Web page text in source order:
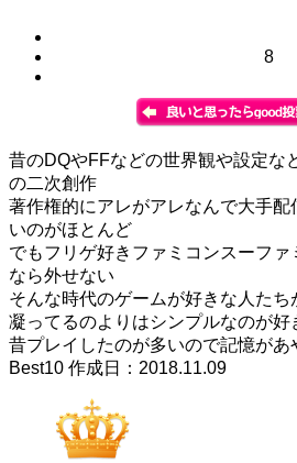
8
昔のDQやFFなどの世界観や設定な
の二次創作
著作権的にアレがアレなんで大手
いのがほとんど
でもフリゲ好きファミコンスーファ
なら外せない
そんな時代のゲームが好きな人た
凝ってるのよりはシンプルなのが好
昔プレイしたのが多いので記憶があ
Best10 作成日：2018.11.09